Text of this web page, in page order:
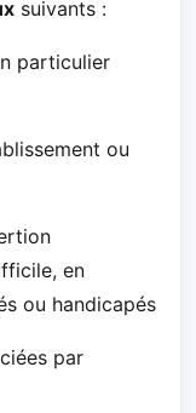
suivants :
particulier
ou
en
ou handicapés
par